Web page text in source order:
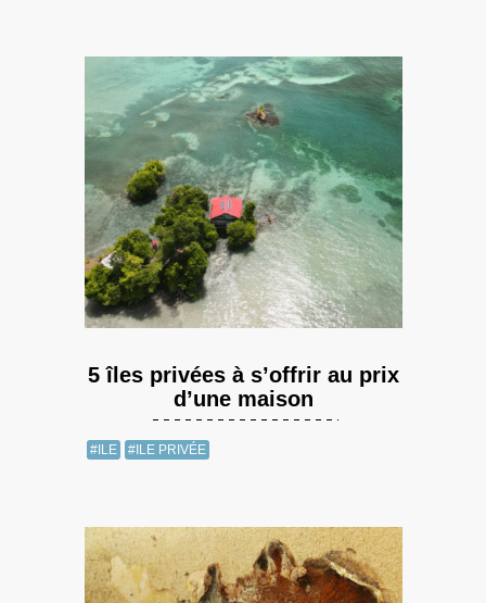
5 îles privées à s’offrir au prix
d’une maison
#ILE #ILE PRIVÉE